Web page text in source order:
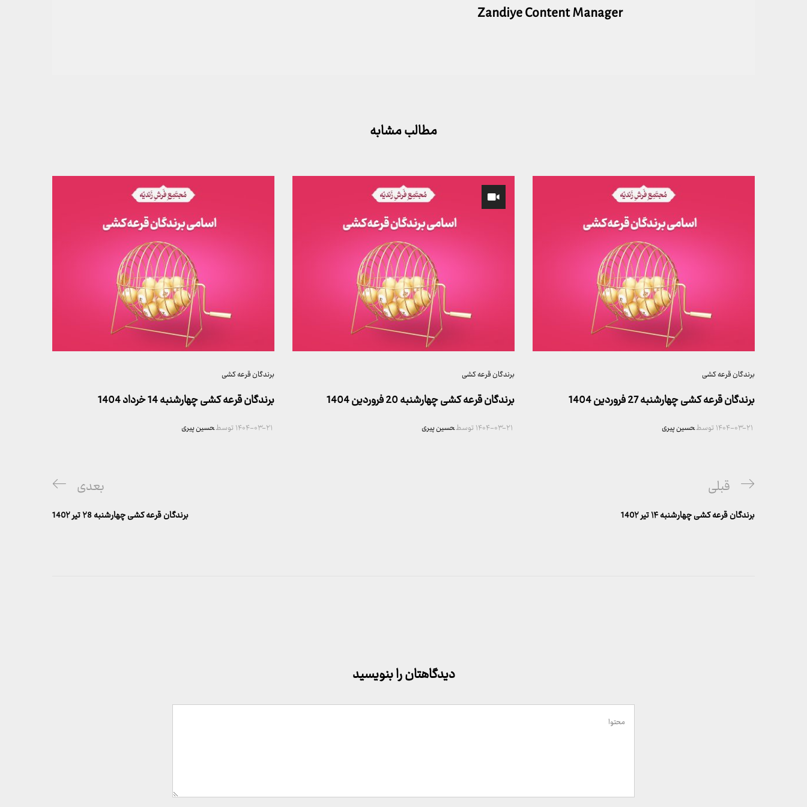
Zandiye Content Manager
مطالب مشابه
برندگان قرعه کشی
برندگان قرعه کشی چهارشنبه 27 فروردین 1404
۱۴۰۴-۰۳-۲۱توسطحسین پیری
برندگان قرعه کشی
برندگان قرعه کشی چهارشنبه 20 فروردین 1404
۱۴۰۴-۰۳-۲۱توسطحسین پیری
برندگان قرعه کشی
برندگان قرعه کشی چهارشنبه 14 خرداد 1404
۱۴۰۴-۰۳-۲۱توسطحسین پیری
راهبری
نوشته
پست
قبلی
قبلی
برندگان قرعه کشی چهارشنبه ۱۴ تیر 140۲
پست
بعدی
بعدی
برندگان قرعه کشی چهارشنبه ۲8 تیر 140۲
دیدگاهتان را بنویسید